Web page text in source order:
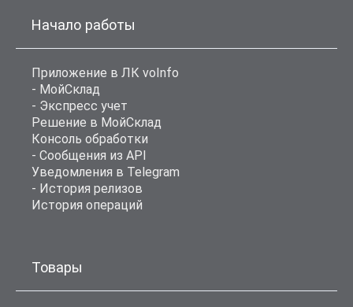
Начало работы
Приложение в ЛК voInfo
- МойСклад
- Экспресс учет
Решение в МойСклад
Консоль обработки
- Сообщения из API
Уведомления в Telegram
- История релизов
История операций
Товары